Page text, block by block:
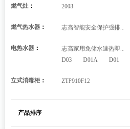
燃气灶 ： 2003
燃气热水器 ： 志高智能安全保护强排...
电热水器 ： 志高家用免储水速热即...
D03
D01A D01
立式消毒柜 ： ZTP910F12
产品排序